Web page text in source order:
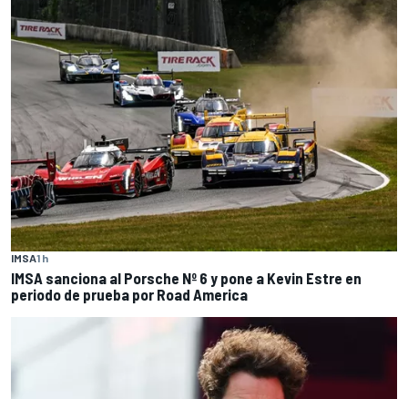
IMSA1 h
IMSA sanciona al Porsche Nº 6 y pone a Kevin Estre en
periodo de prueba por Road America